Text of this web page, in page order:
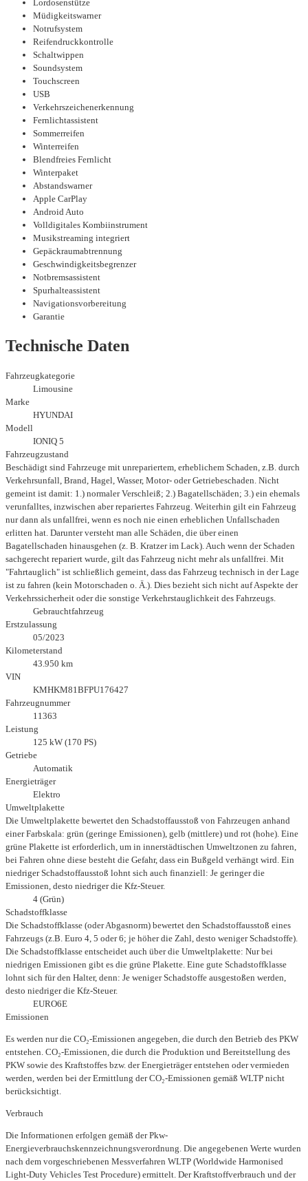
Lordosenstütze
Müdigkeitswarner
Notrufsystem
Reifendruckkontrolle
Schaltwippen
Soundsystem
Touchscreen
USB
Verkehrszeichenerkennung
Fernlichtassistent
Sommerreifen
Winterreifen
Blendfreies Fernlicht
Winterpaket
Abstandswarner
Apple CarPlay
Android Auto
Volldigitales Kombiinstrument
Musikstreaming integriert
Gepäckraumabtrennung
Geschwindigkeitsbegrenzer
Notbremsassistent
Spurhalteassistent
Navigationsvorbereitung
Garantie
Technische Daten
Fahrzeugkategorie
Limousine
Marke
HYUNDAI
Modell
IONIQ 5
Fahrzeugzustand
Beschädigt sind Fahrzeuge mit unrepariertem, erheblichem Schaden, z.B. durch
Verkehrsunfall, Brand, Hagel, Wasser, Motor- oder Getriebeschaden. Nicht
gemeint ist damit: 1.) normaler Verschleiß; 2.) Bagatellschäden; 3.) ein ehemals
verunfalltes, inzwischen aber repariertes Fahrzeug. Weiterhin gilt ein Fahrzeug
nur dann als unfallfrei, wenn es noch nie einen erheblichen Unfallschaden
erlitten hat. Darunter versteht man alle Schäden, die über einen
Bagatellschaden hinausgehen (z. B. Kratzer im Lack). Auch wenn der Schaden
sachgerecht repariert wurde, gilt das Fahrzeug nicht mehr als unfallfrei. Mit
"Fahrtauglich" ist schließlich gemeint, dass das Fahrzeug technisch in der Lage
ist zu fahren (kein Motorschaden o. Ä.). Dies bezieht sich nicht auf Aspekte der
Verkehrssicherheit oder die sonstige Verkehrstauglichkeit des Fahrzeugs.
Gebrauchtfahrzeug
Erstzulassung
05/2023
Kilometerstand
43.950 km
VIN
KMHKM81BFPU176427
Fahrzeugnummer
11363
Leistung
125 kW (170 PS)
Getriebe
Automatik
Energieträger
Elektro
Umweltplakette
Die Umweltplakette bewertet den Schadstoffausstoß von Fahrzeugen anhand
einer Farbskala: grün (geringe Emissionen), gelb (mittlere) und rot (hohe). Eine
grüne Plakette ist erforderlich, um in innerstädtischen Umweltzonen zu fahren,
bei Fahren ohne diese besteht die Gefahr, dass ein Bußgeld verhängt wird. Ein
niedriger Schadstoffausstoß lohnt sich auch finanziell: Je geringer die
Emissionen, desto niedriger die Kfz-Steuer.
4 (Grün)
Schadstoffklasse
Die Schadstoffklasse (oder Abgasnorm) bewertet den Schadstoffausstoß eines
Fahrzeugs (z.B. Euro 4, 5 oder 6; je höher die Zahl, desto weniger Schadstoffe).
Die Schadstoffklasse entscheidet auch über die Umweltplakette: Nur bei
niedrigen Emissionen gibt es die grüne Plakette. Eine gute Schadstoffklasse
lohnt sich für den Halter, denn: Je weniger Schadstoffe ausgestoßen werden,
desto niedriger die Kfz-Steuer.
EURO6E
Emissionen
Es werden nur die CO₂-Emissionen angegeben, die durch den Betrieb des PKW
entstehen. CO₂-Emissionen, die durch die Produktion und Bereitstellung des
PKW sowie des Kraftstoffes bzw. der Energieträger entstehen oder vermieden
werden, werden bei der Ermittlung der CO₂-Emissionen gemäß WLTP nicht
berücksichtigt.
Verbrauch
Die Informationen erfolgen gemäß der Pkw-
Energieverbrauchskennzeichnungsverordnung. Die angegebenen Werte wurden
nach dem vorgeschriebenen Messverfahren WLTP (Worldwide Harmonised
Light-Duty Vehicles Test Procedure) ermittelt. Der Kraftstoffverbrauch und der